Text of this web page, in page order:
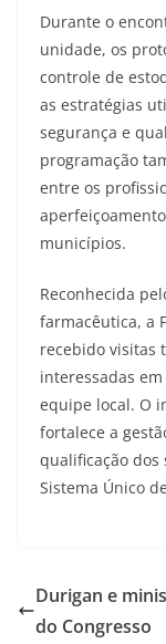
Durante o
unidade, os
controle de
as estratégias
segurança e
programação
entre os
municípios.
Reconhecida
farmacêutica, a
recebido visitas
interessadas
equipe local. O
fortalece a
qualificação dos
Sistema Único
Durigan e
do Congresso